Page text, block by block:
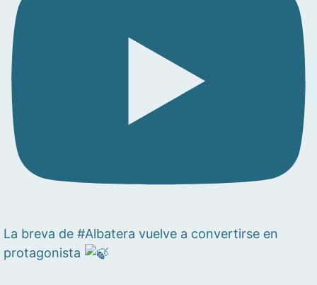
La breva de #Albatera vuelve a convertirse en
protagonista